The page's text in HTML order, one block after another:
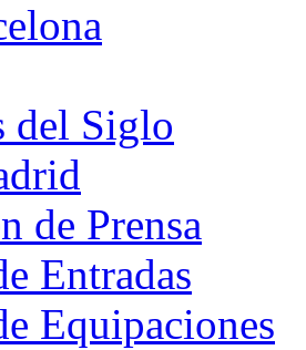
del Siglo
de Prensa
Entradas
Equipaciones